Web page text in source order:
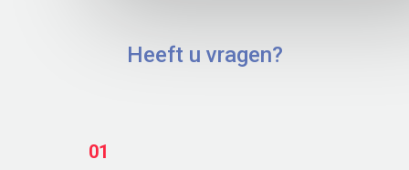
Heeft u vragen?
01